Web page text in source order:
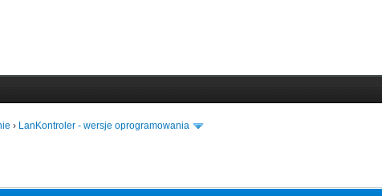
› LanKontroler - wersje oprogramowania